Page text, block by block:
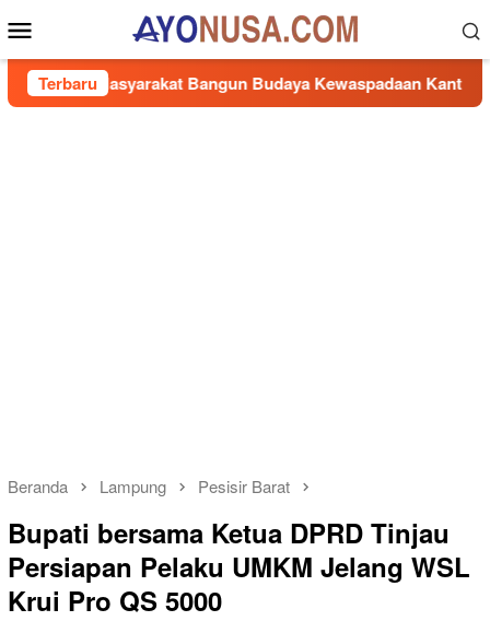
ke
kontenMobile
TerbaruBangun Budaya Kewaspadaan Kantibmas di
Beranda Lampung Pesisir Barat
Bupati bersama Ketua DPRD Tinjau
Persiapan Pelaku UMKM Jelang WSL
Krui Pro QS 5000